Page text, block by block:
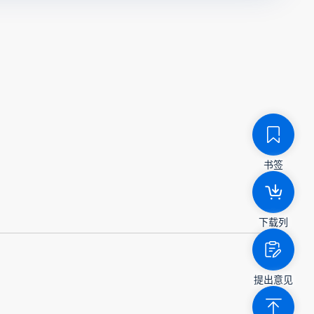
书签
下载列
提出意见